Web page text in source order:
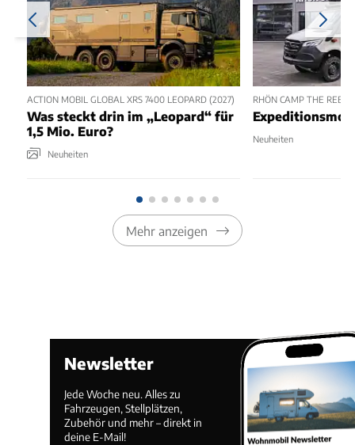
ACTION MOBIL GLOBAL XRS 7400 LEOPARD (2027)
Was steckt drin im „Leopard“ für
1,5 Mio. Euro?
Neuheiten
RHÖN CAMP THE
Neuheiten
Mehr anzeigen
Newsletter
Jede Woche neu. Alles zu
Fahrzeugen, Stellplätzen,
Zubehör und mehr – direkt in
deine E-Mail!